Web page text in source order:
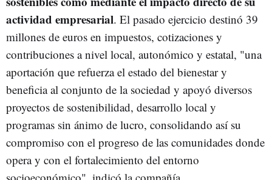
actividad empresarial. El pasado ejercicio destinó 39
millones de euros en impuestos, cotizaciones y
contribuciones a nivel local, autonómico y estatal, "una
aportación que refuerza el estado del bienestar y
beneficia al conjunto de la sociedad y apoyó diversos
proyectos de sostenibilidad, desarrollo local y
programas sin ánimo de lucro, consolidando así su
compromiso con el progreso de las comunidades donde
opera y con el fortalecimiento del entorno